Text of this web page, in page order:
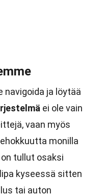
navigoida ja löytää
ei ole vain
vaan myös
monilla
on tullut osaksi
kyseessä sitten
tai auton